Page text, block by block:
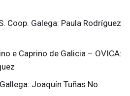
Coop. Galega: Paula Rodríguez
e Caprino de Galicia – OVICA:
Joaquín Tuñas No